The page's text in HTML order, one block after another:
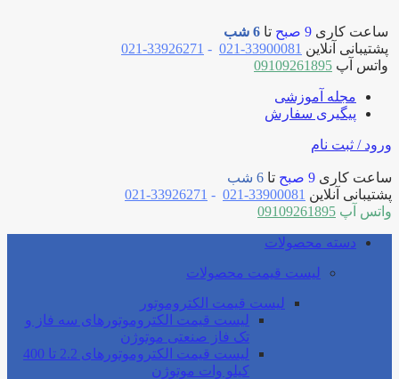
ساعت کاری 9 صبح تا 6 شب
پشتیبانی آنلاین 33900081-021
-
33926271-021
واتس آپ 09109261895
مجله آموزشی
پیگیری سفارش
ورود / ثبت نام
ساعت کاری 9 صبح تا 6 شب
پشتیبانی آنلاین 33900081-021
-
33926271-021
واتس آپ 09109261895
دسته محصولات
لیست قیمت محصولات
لیست قیمت الکتروموتور
لیست قیمت الکتروموتورهای سه فاز و
تک فاز صنعتی موتوژن
لیست قیمت الکتروموتورهای 2.2 تا 400
کیلو وات موتوژن